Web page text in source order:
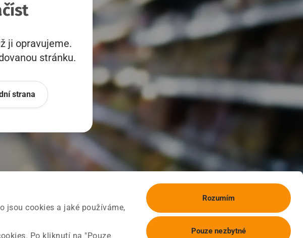
jsou cookies a jaké používáme,
Po kliknutí na "Pouze
Rozumím
Pouze nezbytné
ji opravujeme.
stránku.
strana